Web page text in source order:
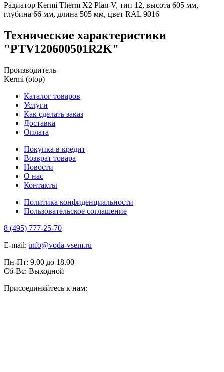
Радиатор Kermi Therm X2 Plan-V, тип 12, высота 605 мм,
глубина 66 мм, длина 505 мм, цвет RAL 9016
Технические характеристики
"PTV120600501R2K"
Производитель
Kermi (otop)
Каталог товаров
Услуги
Как сделать заказ
Доставка
Оплата
Покупка в кредит
Возврат товара
Новости
О нас
Контакты
Политика конфиденциальности
Пользовательское соглашение
8 (495) 777-25-70
E-mail: info@voda-vsem.ru
Пн-Пт: 9.00 до 18.00
Сб-Вс: Выходной
Присоединяйтесь к нам: